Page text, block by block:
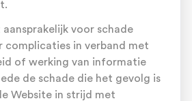
aansprakelijk voor schade
complicaties in verband met
of werking van informatie
de schade die het gevolg is
Website in strijd met